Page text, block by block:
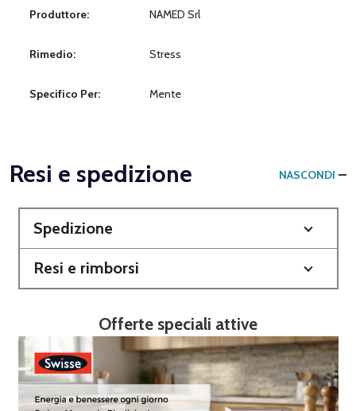
Produttore: NAMED Srl
Rimedio: Stress
Specifico Per: Mente
Resi e spedizione NASCONDI
Spedizione
Resi e rimborsi
Offerte speciali attive